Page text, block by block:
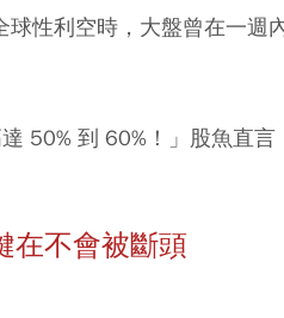
性利空時，大盤曾在一週
50% 到 60%！」 股魚直言
在不會被斷頭